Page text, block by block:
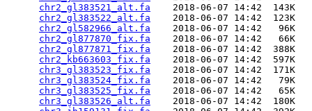
chr2_gl383521_alt.fa
    2018-06-07 14:42  143K
chr2_gl383522_alt.fa
    2018-06-07 14:42  123K
chr2_gl582966_alt.fa
    2018-06-07 14:42   96K
chr2_gl877870_fix.fa
    2018-06-07 14:42   66K
chr2_gl877871_fix.fa
    2018-06-07 14:42  388K
chr2_kb663603_fix.fa
    2018-06-07 14:42  597K
chr3_gl383523_fix.fa
    2018-06-07 14:42  171K
chr3_gl383524_fix.fa
    2018-06-07 14:42   79K
chr3_gl383525_fix.fa
    2018-06-07 14:42   65K
chr3_gl383526_alt.fa
    2018-06-07 14:42  180K